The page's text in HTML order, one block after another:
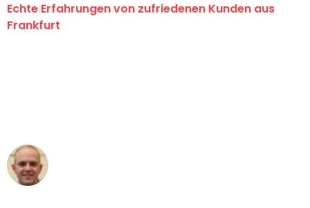
Echte Erfahrungen von zufriedenen Kunden aus
Frankfurt